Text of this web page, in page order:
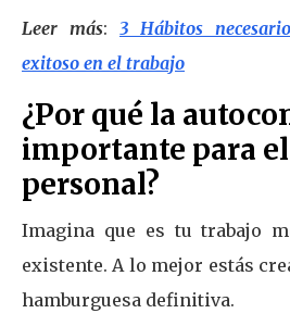
Leer más: 3 Hábitos
exitoso en el trabajo
¿Por qué la
importante para
personal?
Imagina que es tu trabajo
existente. A lo mejor estás
hamburguesa definitiva.